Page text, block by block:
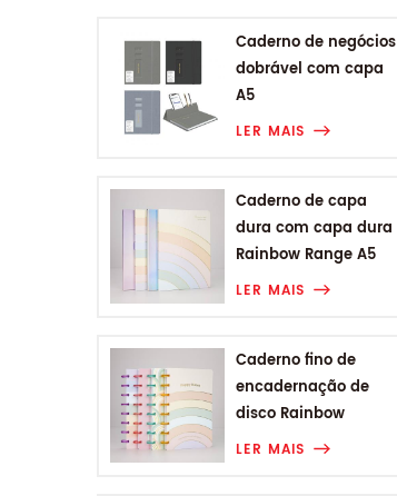
Caderno de negócios
dobrável com capa
A5
LER MAIS
Caderno de capa
dura com capa dura
Rainbow Range A5
LER MAIS
Caderno fino de
encadernação de
disco Rainbow
Range
LER MAIS